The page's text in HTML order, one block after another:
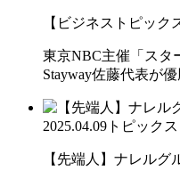
【ビジネストピック
東京NBC主催「スタ
Stayway佐藤代表が優
2025.04.09 トピックス
【先端人】ナレル